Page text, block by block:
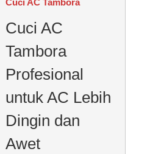
Cuci AC
Tambora
Profesional
untuk AC Lebih
Dingin dan
Awet